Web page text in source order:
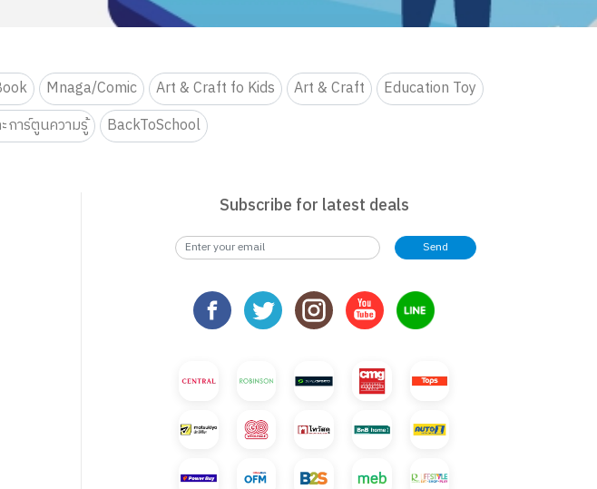
Mnaga/Comic Art & Craft fo Kids Art & Craft
Education Toy
การ์ตูนความรู้ BackToSchool
Subscribe for latest deals
Send